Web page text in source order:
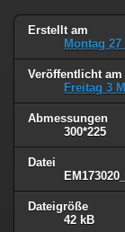
Erstellt am
Montag
Veröffentlicht am
Freitag 3
Abmessungen
300*225
Datei
Dateigröße
42 kB